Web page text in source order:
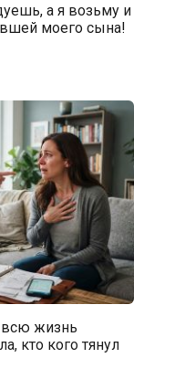
а я возьму и
моего сына!
всю жизнь
кто кого тянул